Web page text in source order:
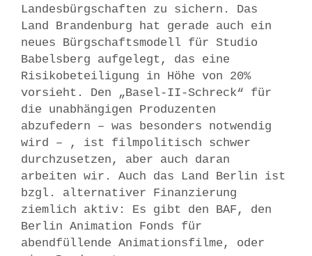
Landesbürgschaften zu sichern. Das
Land Brandenburg hat gerade auch ein
neues Bürgschaftsmodell für Studio
Babelsberg aufgelegt, das eine
Risikobeteiligung in Höhe von 20%
vorsieht. Den „Basel-II-Schreck“ für
die unabhängigen Produzenten
abzufedern – was besonders notwendig
wird – , ist filmpolitisch schwer
durchzusetzen, aber auch daran
arbeiten wir. Auch das Land Berlin ist
bzgl. alternativer Finanzierung
ziemlich aktiv: Es gibt den BAF, den
Berlin Animation Fonds für
abendfüllende Animationsfilme, oder